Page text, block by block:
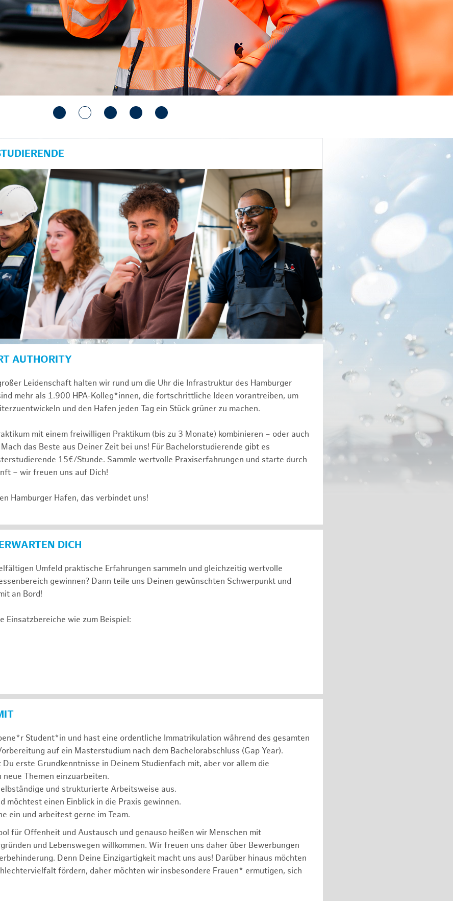
AUTHORITY
Leidenschaft halten wir rund um die Uhr die Infrastruktur des Hamburger
mehr als 1.900 HPA-Kolleg*innen, die fortschrittliche Ideen vorantreiben, um
und den Hafen jeden Tag ein Stück grüner zu machen.
mit einem freiwilligen Praktikum (bis zu 3 Monate) kombinieren – oder auch
das Beste aus Deiner Zeit bei uns! Für Bachelorstudierende gibt es
15€/Stunde. Sammle wertvolle Praxiserfahrungen und starte durch
– wir freuen uns auf Dich!
Hamburger Hafen, das verbindet uns!
DICH
Umfeld praktische Erfahrungen sammeln und gleichzeitig wertvolle
gewinnen? Dann teile uns Deinen gewünschten Schwerpunkt und
an Bord!
Einsatzbereiche wie zum Beispiel:
Student*in und hast eine ordentliche Immatrikulation während des gesamten
auf ein Masterstudium nach dem Bachelorabschluss (Gap Year).
erste Grundkenntnisse in Deinem Studienfach mit, aber vor allem die
Themen einzuarbeiten.
und strukturierte Arbeitsweise aus.
möchtest einen Einblick in die Praxis gewinnen.
ein und arbeitest gerne im Team.
für Offenheit und Austausch und genauso heißen wir Menschen mit
und Lebenswegen willkommen. Wir freuen uns daher über Bewerbungen
Denn Deine Einzigartigkeit macht uns aus! Darüber hinaus möchten
fördern, daher möchten wir insbesondere Frauen* ermutigen, sich